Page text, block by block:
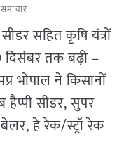
सहित कृषि यंत्रों
तक बढ़ी –
भोपाल ने किसानों
सीडर, सुपर
हे रेक/स्ट्रॉ रेक